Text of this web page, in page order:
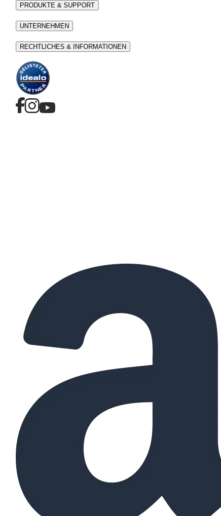
PRODUKTE & SUPPORT
UNTERNEHMEN
RECHTLICHES & INFORMATIONEN